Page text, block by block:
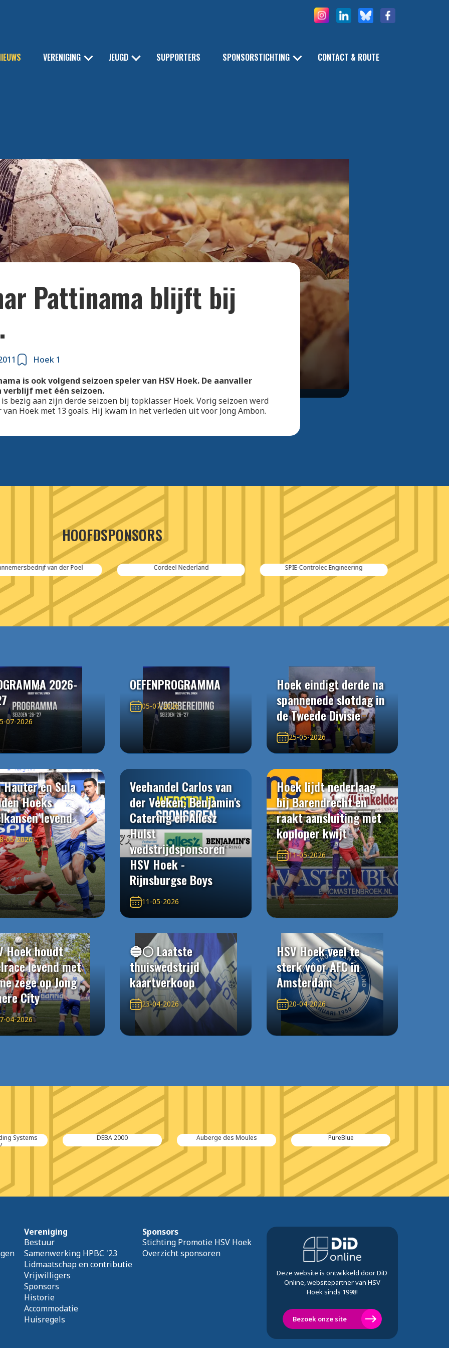
VERENIGING JEUGD SUPPORTERS SPONSORSTICHTING CONTACT & ROUTE
Bekijk alle foto's
Pattinama blijft bij
Hoek 1
is ook volgend seizoen speler van HSV Hoek. De aanvaller
verblijf met één seizoen.
bezig aan zijn derde seizoen bij topklasser Hoek. Vorig seizoen werd
Hoek met 13 goals. Hij kwam in het verleden uit voor Jong Ambon.
HOOFDSPONSORS
Cordeel Nederland SPIE-Controlec Engineering Kraker Trailers
2026-
07-2026
OEFENPROGRAMMA
05-07-2026
Hoek eindigt derde na
spannenede slotdag in
de Tweede Divisie
25-05-2026
Hauter en Sula
Hoeks
levend
05-2026
Veehandel Carlos van
der Veeken, Benjamin's
Catering en Allesz
Hulst
wedstrijdsponsoren
HSV Hoek -
Rijnsburgse Boys
11-05-2026
Hoek lijdt nederlaag
bij Barendrecht en
raakt aansluiting met
koploper kwijt
11-05-2026
Hoek houdt
levend met
zege op Jong
City
04-2026
🔵⚪️ Laatste
thuiswedstrijd
kaartverkoop
23-04-2026
HSV Hoek veel te
sterk voor AFC in
Amsterdam
20-04-2026
Auberge des Moules PureBlue Inaxtion
Vereniging
Bestuur
Samenwerking HPBC '23
Lidmaatschap en contributie
Vrijwilligers
Sponsors
Historie
Accommodatie
Huisregels
Sponsors
Stichting Promotie HSV Hoek
Overzicht sponsoren
Deze website is ontwikkeld door DiD
Online, websitepartner van HSV
Hoek sinds 1998!
Bezoek onze site